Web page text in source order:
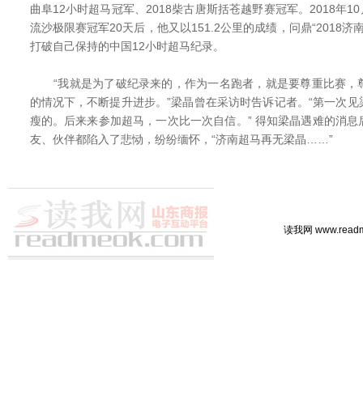
曲阜12小时超马冠军、2018柴古唐斯括苍越野赛冠军。2018年
流沙极限赛冠军20天后，他又以151.2公里的成绩，问鼎“2018济
打破自己保持的中国12小时超马纪录。
“我就是为了破纪录来的，作为一名跑者，就是要尊重比赛，
的情况下，不断提升进步。”梁晶曾在采访时告诉记者。“第一次
瘦的。后来来参加超马，一次比一次自信。” 得知梁晶遇难的消
友、伙伴都陷入了悲恸，纷纷缅怀，“济南超马再无梁晶……”
读我网